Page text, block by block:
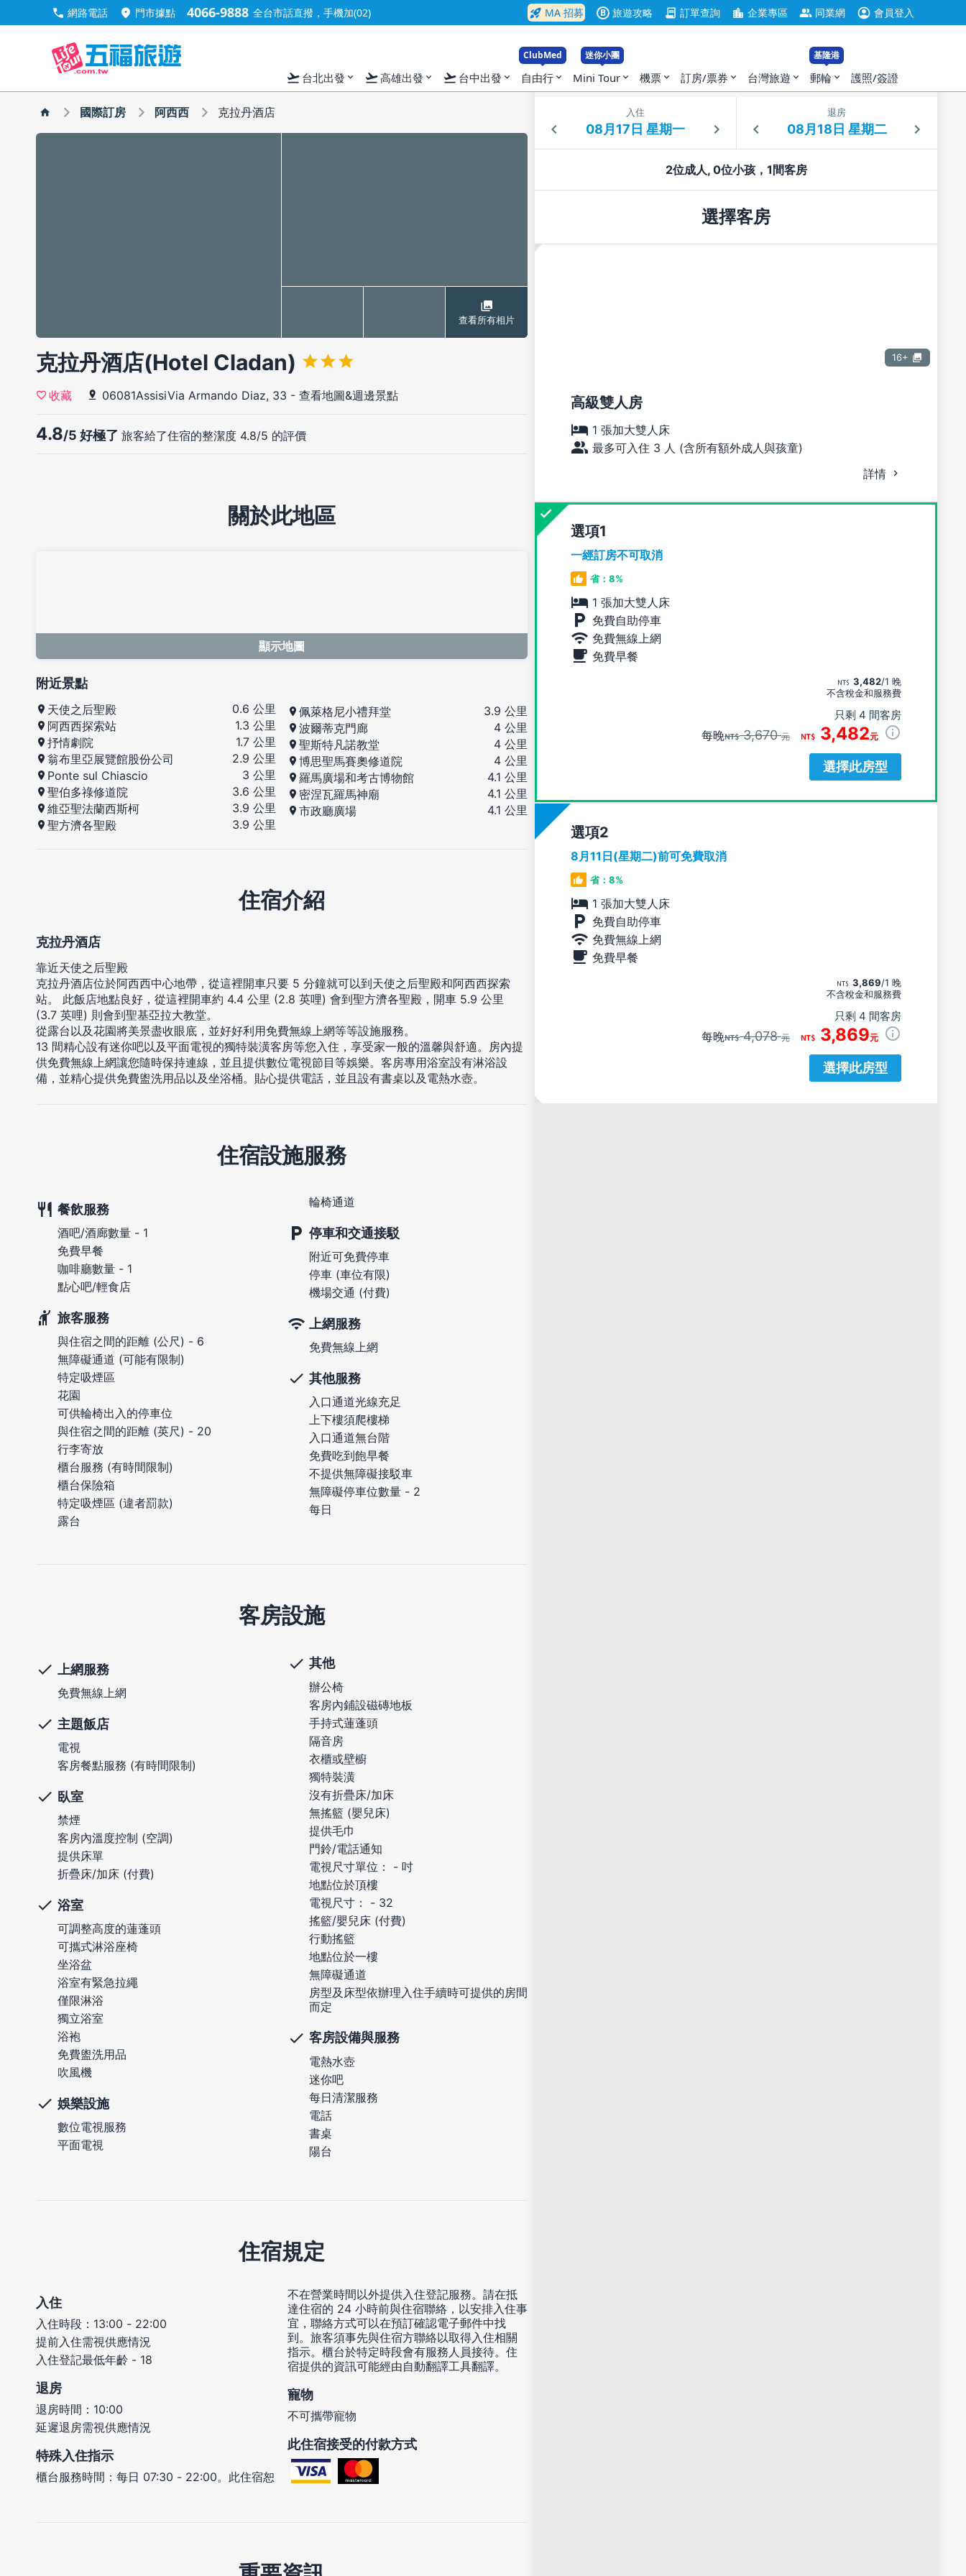
call 網路電話 location_on 門市據點 4066-9888 全台市話直撥，手機加(02) rocket_launch MA 招募 B 旅遊攻略 contract 訂單查詢 location_city 企業專區 group 同業網 account_circle 會員登入
flight_takeoff 台北出發 expand_more flight_takeoff高雄出發 expand_more flight_takeoff 台中出發 expand_more
ClubMed
自由行 expand_more
迷你小團
Mini Tour expand_more 機票 expand_more 訂房/票券 expand_more 台灣旅遊 expand_more
基隆港
郵輪 expand_more 護照/簽證
國際訂房 阿西西 克拉丹酒店
查看所有相片
克拉丹酒店(Hotel Cladan)
收藏 06081AssisiVia Armando Diaz, 33 - 查看地圖&週邊景點
4.8/5 好極了 旅客給了住宿的整潔度 4.8/5 的評價
入住 退房
2位成人, 0位小孩，1間客房
選擇客房
16+
高級雙人房
1 張加大雙人床
最多可入住 3 人 (含所有額外成人與孩童)
詳情
選項
一經訂房不可取消
省：8%
1 張加大雙人床
免費自助停車
免費無線上網
免費早餐
3,482/1 晚
不含稅金和服務費
只剩 4 間客房
每晚 3,670元 3,482元
選擇此房型
選項
8月11日(星期二)前可免費取消
省：8%
1 張加大雙人床
免費自助停車
免費無線上網
免費早餐
3,869/1 晚
不含稅金和服務費
只剩 4 間客房
每晚 4,078元 3,869元
選擇此房型
關於此地區
顯示地圖
附近景點
天使之后聖殿
0.6 公里
阿西西探索站
1.3 公里
抒情劇院
1.7 公里
翁布里亞展覽館股份公司
2.9 公里
Ponte sul Chiascio
3 公里
聖伯多祿修道院
3.6 公里
維亞聖法蘭西斯柯
3.9 公里
聖方濟各聖殿
3.9 公里
佩萊格尼小禮拜堂
3.9 公里
波爾蒂克門廊
4 公里
聖斯特凡諾教堂
4 公里
博思聖馬賽奧修道院
4 公里
羅馬廣場和考古博物館
4.1 公里
密涅瓦羅馬神廟
4.1 公里
市政廳廣場
4.1 公里
住宿介紹
克拉丹酒店
靠近天使之后聖殿
克拉丹酒店位於阿西西中心地帶，從這裡開車只要 5 分鐘就可以到天使之后聖殿和阿西西探索
站。 此飯店地點良好，從這裡開車約 4.4 公里 (2.8 英哩) 會到聖方濟各聖殿，開車 5.9 公里
(3.7 英哩) 則會到聖基亞拉大教堂。
從露台以及花園將美景盡收眼底，並好好利用免費無線上網等等設施服務。
13 間精心設有迷你吧以及平面電視的獨特裝潢客房等您入住，享受家一般的溫馨與舒適。房內提
供免費無線上網讓您隨時保持連線，並且提供數位電視節目等娛樂。客房專用浴室設有淋浴設
備，並精心提供免費盥洗用品以及坐浴桶。貼心提供電話，並且設有書桌以及電熱水壺。
住宿設施服務
餐飲服務
酒吧/酒廊數量 - 1
免費早餐
咖啡廳數量 - 1
點心吧/輕食店
旅客服務
與住宿之間的距離 (公尺) - 6
無障礙通道 (可能有限制)
特定吸煙區
花園
可供輪椅出入的停車位
與住宿之間的距離 (英尺) - 20
行李寄放
櫃台服務 (有時間限制)
櫃台保險箱
特定吸煙區 (違者罰款)
露台
輪椅通道
停車和交通接駁
附近可免費停車
停車 (車位有限)
機場交通 (付費)
上網服務
免費無線上網
其他服務
入口通道光線充足
上下樓須爬樓梯
入口通道無台階
免費吃到飽早餐
不提供無障礙接駁車
無障礙停車位數量 - 2
每日
客房設施
上網服務
免費無線上網
主題飯店
電視
客房餐點服務 (有時間限制)
臥室
禁煙
客房內溫度控制 (空調)
提供床單
折疊床/加床 (付費)
浴室
可調整高度的蓮蓬頭
可攜式淋浴座椅
坐浴盆
浴室有緊急拉繩
僅限淋浴
獨立浴室
浴袍
免費盥洗用品
吹風機
娛樂設施
數位電視服務
平面電視
其他
辦公椅
客房內鋪設磁磚地板
手持式蓮蓬頭
隔音房
衣櫃或壁櫥
獨特裝潢
沒有折疊床/加床
無搖籃 (嬰兒床)
提供毛巾
門鈴/電話通知
電視尺寸單位： - 吋
地點位於頂樓
電視尺寸： - 32
搖籃/嬰兒床 (付費)
行動搖籃
地點位於一樓
無障礙通道
房型及床型依辦理入住手續時可提供的房間
而定
客房設備與服務
電熱水壺
迷你吧
每日清潔服務
電話
書桌
陽台
住宿規定
入住
入住時段：13:00 - 22:00
提前入住需視供應情況
入住登記最低年齡 - 18
退房
退房時間：10:00
延遲退房需視供應情況
特殊入住指示
櫃台服務時間：每日 07:30 - 22:00。此住宿恕
不在營業時間以外提供入住登記服務。請在抵
達住宿的 24 小時前與住宿聯絡，以安排入住事
宜，聯絡方式可以在預訂確認電子郵件中找
到。旅客須事先與住宿方聯絡以取得入住相關
指示。櫃台於特定時段會有服務人員接待。住
宿提供的資訊可能經由自動翻譯工具翻譯。
寵物
不可攜帶寵物
此住宿接受的付款方式